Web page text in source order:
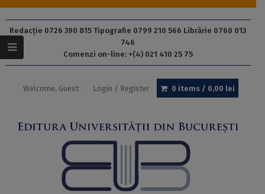
Redacție 0726 390 815 Tipografie 0799 210 566 Librărie 0760 013
746
Comenzi on-line: +(4) 021 410 25 75
Welcome, Guest Login / Register 0 items / 0,00 lei